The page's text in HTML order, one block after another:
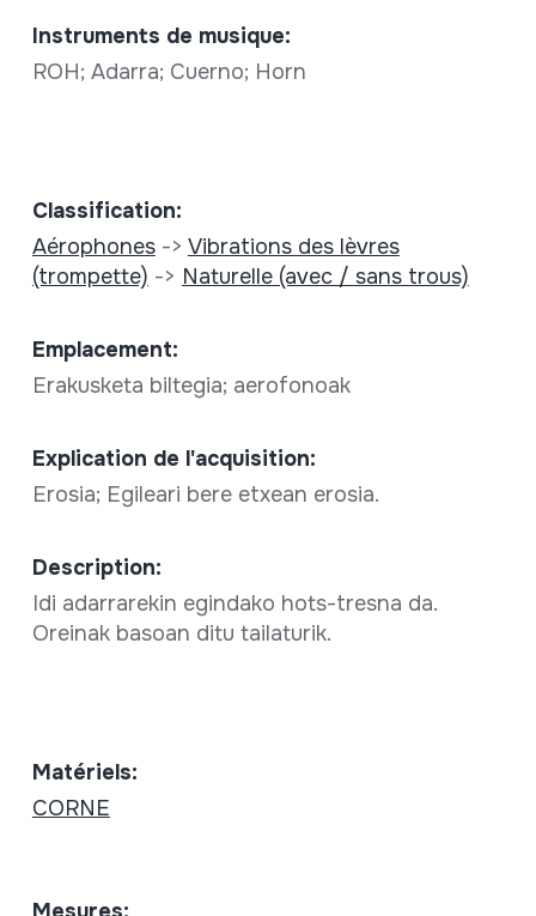
Instruments de musique:
ROH; Adarra; Cuerno; Horn
Classification:
Aérophones-> Vibrations des lèvres
(trompette) -> Naturelle (avec / sans trous)
Emplacement:
Erakusketa biltegia; aerofonoak
Explication de l'acquisition:
Erosia; Egileari bere etxean erosia.
Description:
Idi adarrarekin egindako hots-tresna da.
Oreinak basoan ditu tailaturik.
Matériels:
CORNE